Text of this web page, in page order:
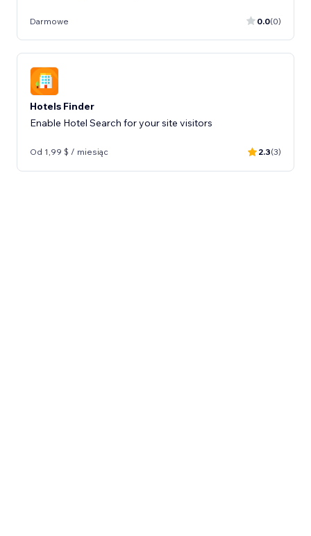
Darmowe 0.0(0)
Hotels Finder
Enable Hotel Search for your site visitors
Od 1,99 $ / miesiąc 2.3(3)